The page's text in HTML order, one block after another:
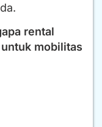
rental
mobilitas